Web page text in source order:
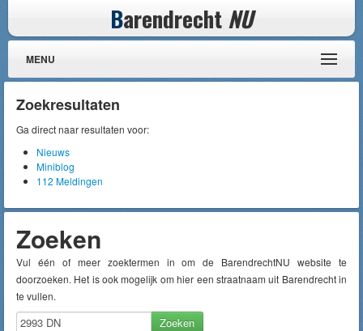
Barendrecht NU
MENU
Zoekresultaten
Ga direct naar resultaten voor:
Nieuws
Miniblog
112 Meldingen
Zoeken
Vul één of meer zoektermen in om de BarendrechtNU website te
doorzoeken. Het is ook mogelijk om hier een straatnaam uit Barendrecht in
te vullen.
Zoeken